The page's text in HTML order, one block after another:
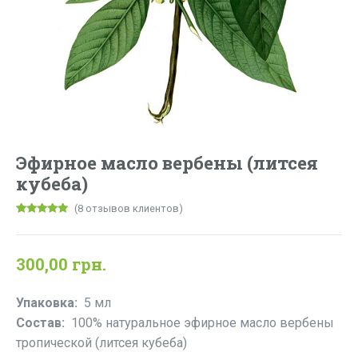
Эфирное масло вербены (литсея
кубеба)
5.00из 5 на
пользователей
(8 отзывов клиентов)
300,00 грн.
Упаковка: 5 мл
Состав: 100% натуральное эфирное масло вербены
тропической (литсея кубеба)